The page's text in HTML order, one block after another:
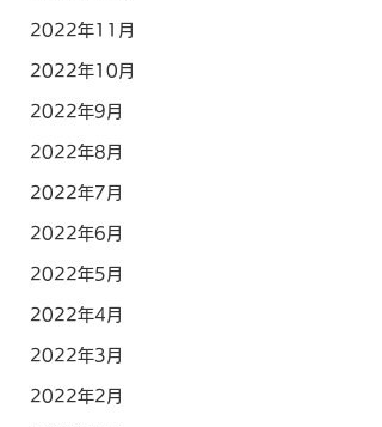
2022年11月
2022年10月
2022年9月
2022年8月
2022年7月
2022年6月
2022年5月
2022年4月
2022年3月
2022年2月